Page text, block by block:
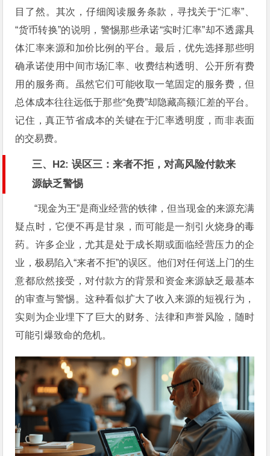
目了然。其次，仔细阅读服务条款，寻找关于“汇率”、
“货币转换”的说明，警惕那些承诺“实时汇率”却不透露具
体汇率来源和加价比例的平台。最后，优先选择那些明
确承诺使用中间市场汇率、收费结构透明、公开所有费
用的服务商。虽然它们可能收取一笔固定的服务费，但
总体成本往往远低于那些“免费”却隐藏高额汇差的平台。
记住，真正节省成本的关键在于汇率透明度，而非表面
的交易费。
三、H2: 误区三：来者不拒，对高风险付款来
源缺乏警惕
“现金为王”是商业经营的铁律，但当现金的来源充满
疑点时，它便不再是甘泉，而可能是一剂引火烧身的毒
药。许多企业，尤其是处于成长期或面临经营压力的企
业，极易陷入“来者不拒”的误区。他们对任何送上门的生
意都欣然接受，对付款方的背景和资金来源缺乏最基本
的审查与警惕。这种看似扩大了收入来源的短视行为，
实则为企业埋下了巨大的财务、法律和声誉风险，随时
可能引爆致命的危机。